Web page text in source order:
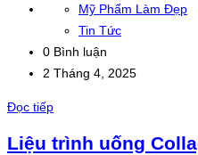
Mỹ Phẩm Làm Đẹp
Tin Tức
0 Bình luận
2 Tháng 4, 2025
Đọc tiếp
Liệu trình uống